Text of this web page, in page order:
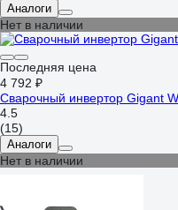
Аналоги
Нет в наличии
Последняя цена
4 792 ₽
Сварочный инвертор Gigant
4.5
(15)
Аналоги
Нет в наличии